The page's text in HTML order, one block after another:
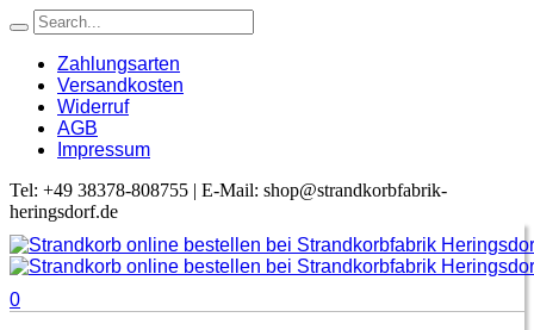
Zahlungsarten
Versandkosten
Widerruf
AGB
Impressum
Tel: +49 38378-808755 | E-Mail: shop@strandkorbfabrik-
heringsdorf.de
0